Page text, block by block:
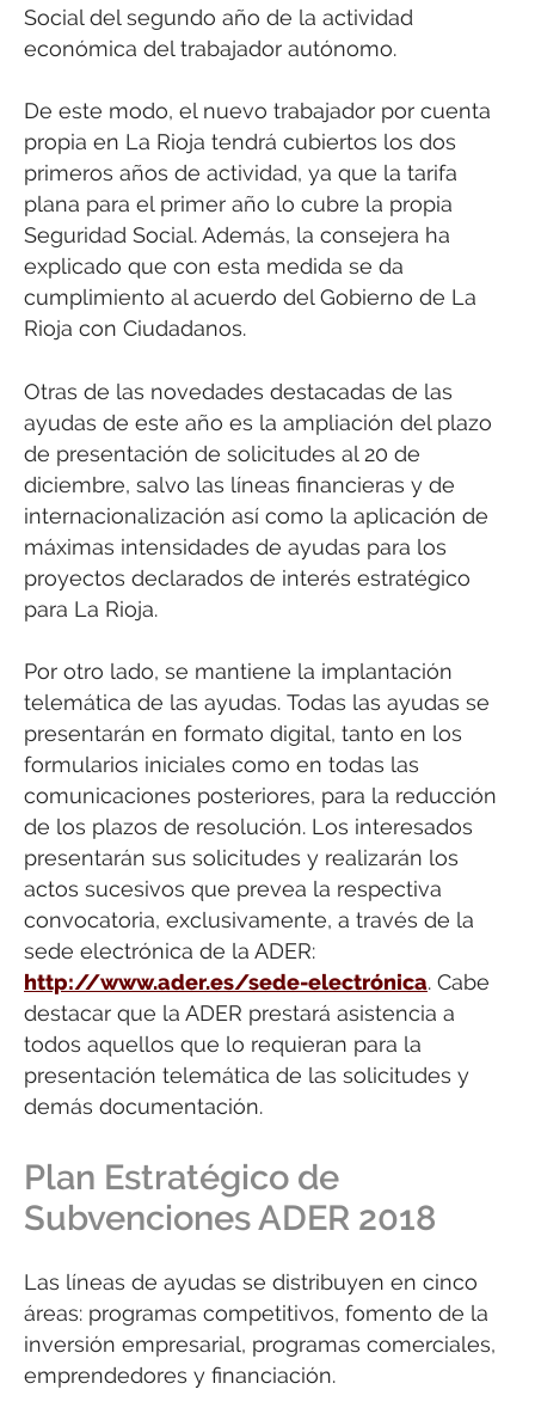
Social del segundo año de la actividad
económica del trabajador autónomo.
De este modo, el nuevo trabajador por cuenta
propia en La Rioja tendrá cubiertos los dos
primeros años de actividad, ya que la tarifa
plana para el primer año lo cubre la propia
Seguridad Social. Además, la consejera ha
explicado que con esta medida se da
cumplimiento al acuerdo del Gobierno de La
Rioja con Ciudadanos.
Otras de las novedades destacadas de las
ayudas de este año es la ampliación del plazo
de presentación de solicitudes al 20 de
diciembre, salvo las líneas financieras y de
internacionalización así como la aplicación de
máximas intensidades de ayudas para los
proyectos declarados de interés estratégico
para La Rioja.
Por otro lado, se mantiene la implantación
telemática de las ayudas. Todas las ayudas se
presentarán en formato digital, tanto en los
formularios iniciales como en todas las
comunicaciones posteriores, para la reducción
de los plazos de resolución. Los interesados
presentarán sus solicitudes y realizarán los
actos sucesivos que prevea la respectiva
convocatoria, exclusivamente, a través de la
sede electrónica de la ADER:
http://www.ader.es/sede-electrónica. Cabe
destacar que la ADER prestará asistencia a
todos aquellos que lo requieran para la
presentación telemática de las solicitudes y
demás documentación.
Plan Estratégico de
Subvenciones ADER 2018
Las líneas de ayudas se distribuyen en cinco
áreas: programas competitivos, fomento de la
inversión empresarial, programas comerciales,
emprendedores y financiación.